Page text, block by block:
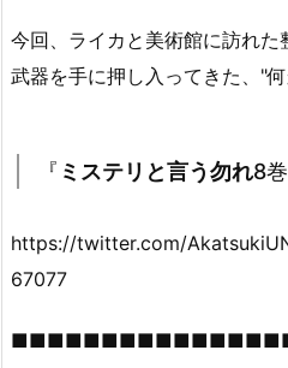
今回、ライカと美術館に訪れた
武器を手に押し入ってきた、"
『 ミステリと言う勿れ8
https://twitter.com/
67077